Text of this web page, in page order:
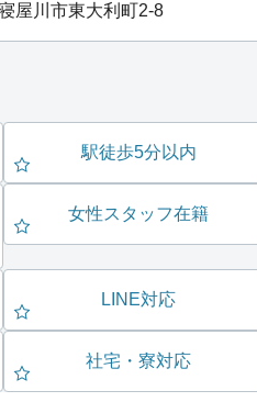
屋川市東大利町2-8
駅徒歩5分以内
女性スタッフ在籍
LINE対応
社宅・寮対応